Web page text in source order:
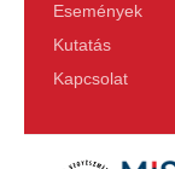
Események
Kutatás
Kapcsolat